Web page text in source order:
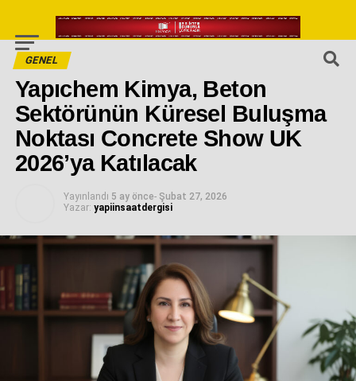
GENEL
Yapıchem Kimya, Beton
Sektörünün Küresel Buluşma
Noktası Concrete Show UK
2026’ya Katılacak
Yayınlandı 5 ay önce- Şubat 27, 2026
Yazar: yapiinsaatdergisi